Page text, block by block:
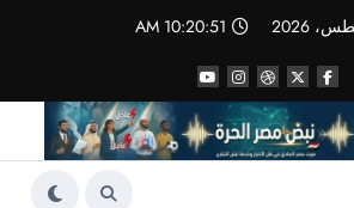
10:20:52 AM